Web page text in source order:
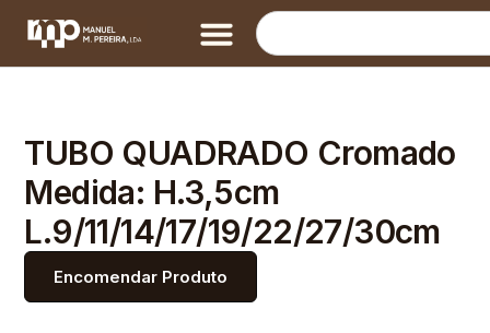
TUBO QUADRADO Cromado
Medida: H.3,5cm
L.9/11/14/17/19/22/27/30cm
Encomendar Produto